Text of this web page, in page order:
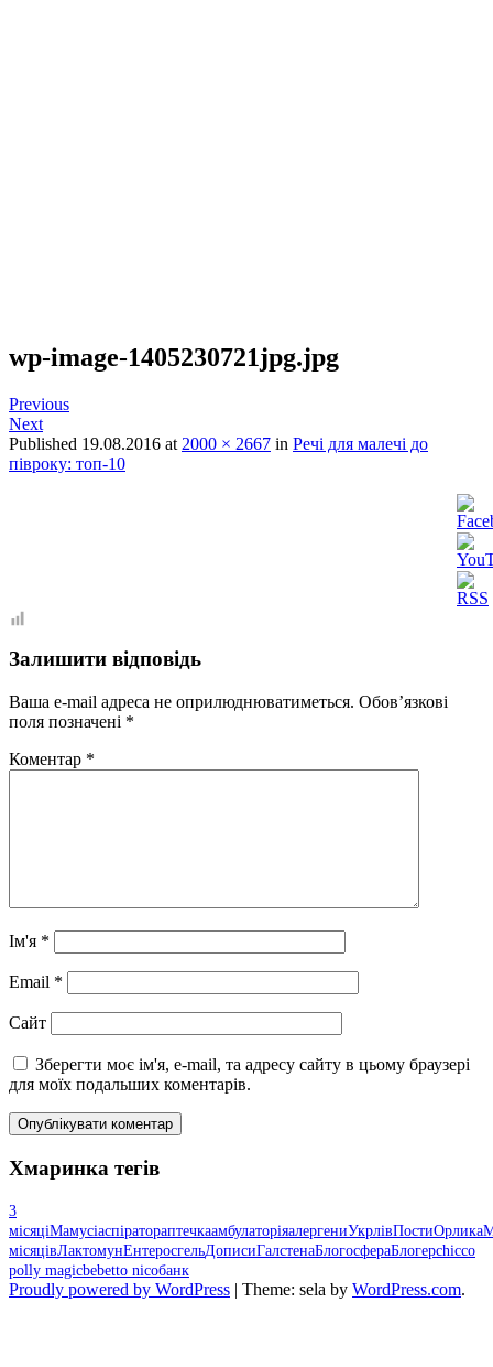
wp-image-1405230721jpg.jpg
Previous
Next
Published 19.08.2016 at 2000 × 2667 in Речі для малечі до
півроку: топ-10
Залишити відповідь
Ваша e-mail адреса не оприлюднюватиметься. Обов’язкові
поля позначені *
Коментар *
Ім'я *
Email *
Сайт
Зберегти моє ім'я, e-mail, та адресу сайту в цьому браузері
для моїх подальших коментарів.
Хмаринка тегів
3
місяціМамусіаспіратораптечкаамбулаторіяалергениУкрлівПостиОрлика
місяцівЛактомунЕнтеросгельДописиГалстенаБлогосфераБлогерchicco
polly magicbebetto nicoбанк
Proudly powered by WordPress Theme: sela by WordPress.com.